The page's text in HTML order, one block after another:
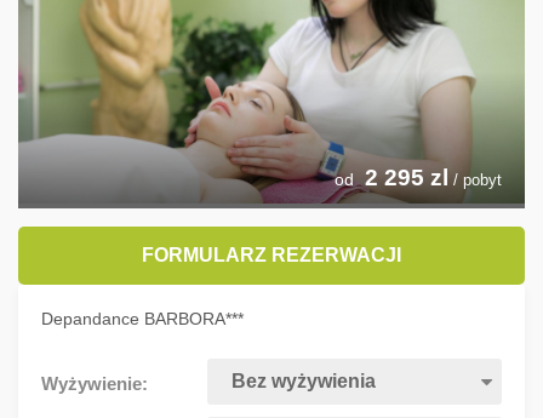
od 2 295 zl / pobyt
FORMULARZ REZERWACJI
Depandance BARBORA***
Wyżywienie: